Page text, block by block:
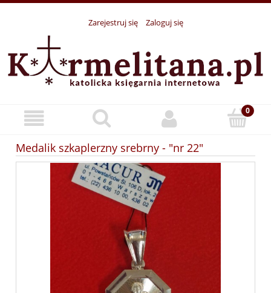
Zarejestruj się Zaloguj się
Medalik szkaplerzny srebrny - "nr 22"